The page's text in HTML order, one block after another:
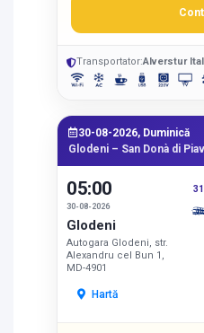
Transportator:Alverstur
30-08-2026, Duminică
Glodeni – San Donà di
05:00
30-08-2026
Glodeni
Autogara Glodeni, str.
Alexandru cel Bun 1,
MD-4901
Hartă